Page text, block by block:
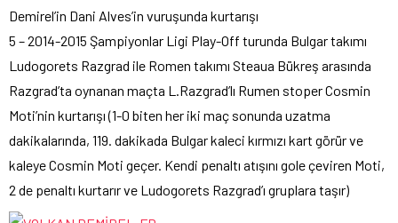
Demirel’in Dani Alves’in vuruşunda kurtarışı
5 – 2014-2015 Şampiyonlar Ligi Play-Off turunda Bulgar takımı
Ludogorets Razgrad ile Romen takımı Steaua Bükreş arasında
Razgrad’ta oynanan maçta L.Razgrad’lı Rumen stoper Cosmin
Moti’nin kurtarışı (1-0 biten her iki maç sonunda uzatma
dakikalarında, 119. dakikada Bulgar kaleci kırmızı kart görür ve
kaleye Cosmin Moti geçer. Kendi penaltı atışını gole çeviren Moti,
2 de penaltı kurtarır ve Ludogorets Razgrad’ı gruplara taşır)